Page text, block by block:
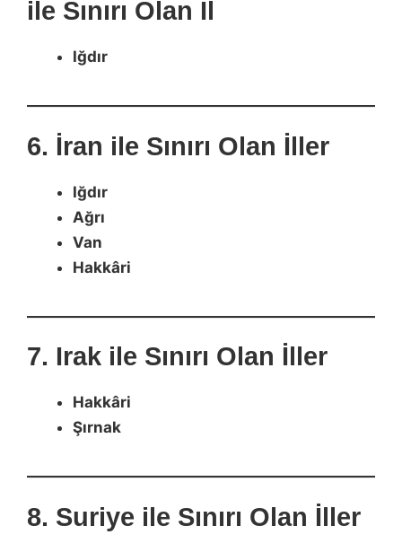
ile Sınırı Olan İl
Iğdır
6. İran ile Sınırı Olan İller
Iğdır
Ağrı
Van
Hakkâri
7. Irak ile Sınırı Olan İller
Hakkâri
Şırnak
8. Suriye ile Sınırı Olan İller